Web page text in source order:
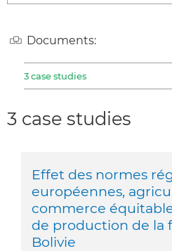
Documents:
3 case studies
3 case studies
Effet des normes
européennes,
commerce
de production de la
Bolivie